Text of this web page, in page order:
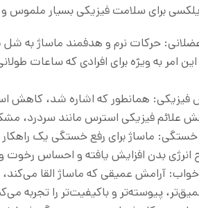
برای سلامت فیزیکی بسیار ملموس
حرکات نرم و هدفمند ماساژ به
امر به ویژه برای افرادی که ساعات
همانطور که اشاره شد، کاهش
علائم فیزیکی استرس مانند سردرد،
خستگی: ماساژ برای رفع خستگی یک
انرژی بدن افزایش یافته و احساس
آرامش عمیقی که ماساژ القا
پیوسته‌تر و باکیفیت‌تر را تجربه